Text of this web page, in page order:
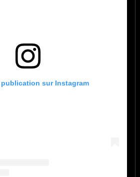
publication sur Instagram